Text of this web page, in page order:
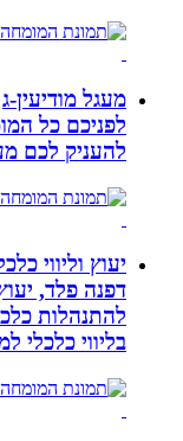
מעגל מודיעין-ג
לפניכם כל
להעניק לכם מענה
יעוץ וליווי כלכלי
דפנה פלד, יעוץ
בליווי כלכלי